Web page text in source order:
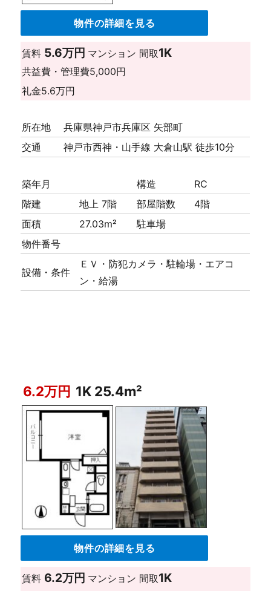
物件の詳細を見る
賃料 5.6万円 マンション 間取1K
共益費・管理費5,000円
礼金5.6万円
所在地
兵庫県神戸市兵庫区 矢部町
交通
神戸市西神・山手線 大倉山駅 徒歩10分
築年月 構造
RC
階建
地上 7階 部屋階数
4階
面積
27.03m²
駐車場
物件番号
設備・条件
ＥＶ・防犯カメラ・駐輪場・エアコ
ン・給湯
6.2万円 1K 25.4m²
物件の詳細を見る
賃料 6.2万円 マンション 間取1K